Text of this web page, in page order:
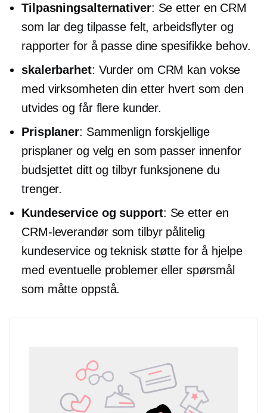
Tilpasningsalternativer: Se etter en CRM
som lar deg tilpasse felt, arbeidsflyter og
rapporter for å passe dine spesifikke behov.
skalerbarhet: Vurder om CRM kan vokse
med virksomheten din etter hvert som den
utvides og får flere kunder.
Prisplaner: Sammenlign forskjellige
prisplaner og velg en som passer innenfor
budsjettet ditt og tilbyr funksjonene du
trenger.
Kundeservice og support: Se etter en
CRM-leverandør som tilbyr pålitelig
kundeservice og teknisk støtte for å hjelpe
med eventuelle problemer eller spørsmål
som måtte oppstå.